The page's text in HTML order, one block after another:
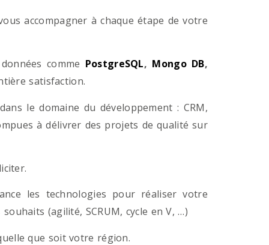
accompagner à chaque étape de votre
comme PostgreSQL, Mongo DB,
satisfaction.
le domaine du développement : CRM,
à délivrer des projets de qualité sur
les technologies pour réaliser votre
(agilité, SCRUM, cycle en V, …)
que soit votre région.